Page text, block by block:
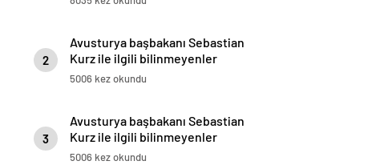
2
Avusturya başbakanı Sebastian
Kurz ile ilgili bilinmeyenler
5006 kez okundu
3
Avusturya başbakanı Sebastian
Kurz ile ilgili bilinmeyenler
5006 kez okundu